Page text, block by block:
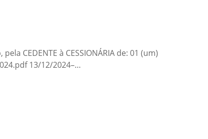
CEDENTE à CESSIONÁRIA de: 01 (um)
13/12/2024–…